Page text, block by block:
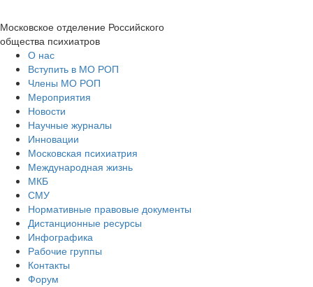
Московское отделение Российского
общества психиатров
О нас
Вступить в МО РОП
Члены МО РОП
Мероприятия
Новости
Научные журналы
Инновации
Московская психиатрия
Международная жизнь
МКБ
СМУ
Нормативные правовые документы
Дистанционные ресурсы
Инфографика
Рабочие группы
Контакты
Форум